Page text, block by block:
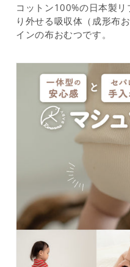
コットン100%の日本製
り外せる吸収体（成形布
インの布おむつです。